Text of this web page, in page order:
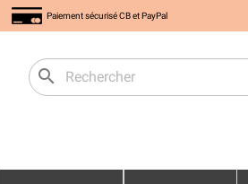
Paiement sécurisé CB et PayPal
search